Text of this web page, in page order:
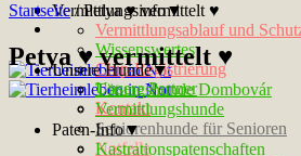
Vermittlungsinfo▼
Vermittlungsablauf und
Wissenswertes
Chip-Registrierung
Unsere Partner
Kontakt
Unsere Hunde▼
Tötungshunde Dombovár
Vermittlungshunde
Seniorenhunde für Senioren
Notfelle
Paten-Info▼
Kastrationspatenschaften
Startseite /Petya ♥ vermittelt ♥
Petya ♥ vermittelt ♥